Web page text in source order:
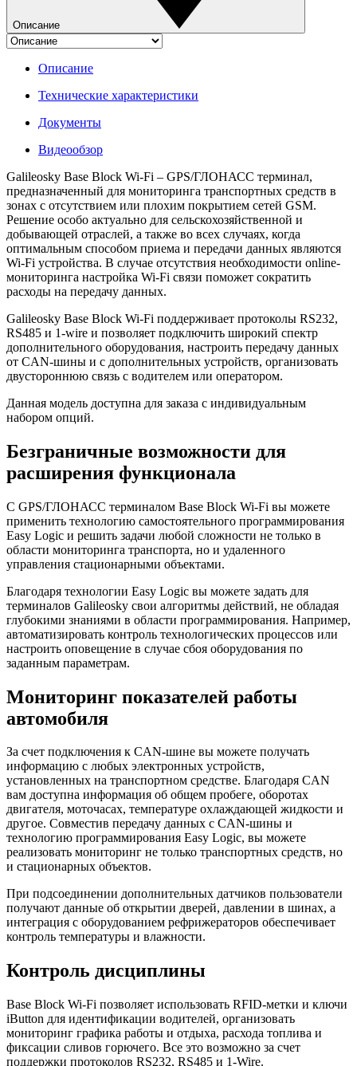
Описание
Описание
Технические характеристики
Документы
Видеообзор
Galileosky Base Block Wi-Fi – GPS/ГЛОНАСС терминал,
предназначенный для мониторинга транспортных средств в
зонах с отсутствием или плохим покрытием сетей GSM.
Решение особо актуально для сельскохозяйственной и
добывающей отраслей, а также во всех случаях, когда
оптимальным способом приема и передачи данных являются
Wi-Fi устройства. В случае отсутствия необходимости online-
мониторинга настройка Wi-Fi связи поможет сократить
расходы на передачу данных.
Galileosky Base Block Wi-Fi поддерживает протоколы RS232,
RS485 и 1-wire и позволяет подключить широкий спектр
дополнительного оборудования, настроить передачу данных
от CAN-шины и с дополнительных устройств, организовать
двустороннюю связь с водителем или оператором.
Данная модель доступна для заказа с индивидуальным
набором опций.
Безграничные возможности для
расширения функционала
С GPS/ГЛОНАСС терминалом Base Block Wi-Fi вы можете
применить технологию самостоятельного программирования
Easy Logic и решить задачи любой сложности не только в
области мониторинга транспорта, но и удаленного
управления стационарными объектами.
Благодаря технологии Easy Logic вы можете задать для
терминалов Galileosky свои алгоритмы действий, не обладая
глубокими знаниями в области программирования. Например,
автоматизировать контроль технологических процессов или
настроить оповещение в случае сбоя оборудования по
заданным параметрам.
Мониторинг показателей работы
автомобиля
За счет подключения к CAN-шине вы можете получать
информацию с любых электронных устройств,
установленных на транспортном средстве. Благодаря CAN
вам доступна информация об общем пробеге, оборотах
двигателя, моточасах, температуре охлаждающей жидкости и
другое. Совместив передачу данных с CAN-шины и
технологию программирования Easy Logic, вы можете
реализовать мониторинг не только транспортных средств, но
и стационарных объектов.
При подсоединении дополнительных датчиков пользователи
получают данные об открытии дверей, давлении в шинах, а
интеграция с оборудованием рефрижераторов обеспечивает
контроль температуры и влажности.
Контроль дисциплины
Base Block Wi-Fi позволяет использовать RFID-метки и ключи
iButton для идентификации водителей, организовать
мониторинг графика работы и отдыха, расхода топлива и
фиксации сливов горючего. Все это возможно за счет
поддержки протоколов RS232, RS485 и 1-Wire.